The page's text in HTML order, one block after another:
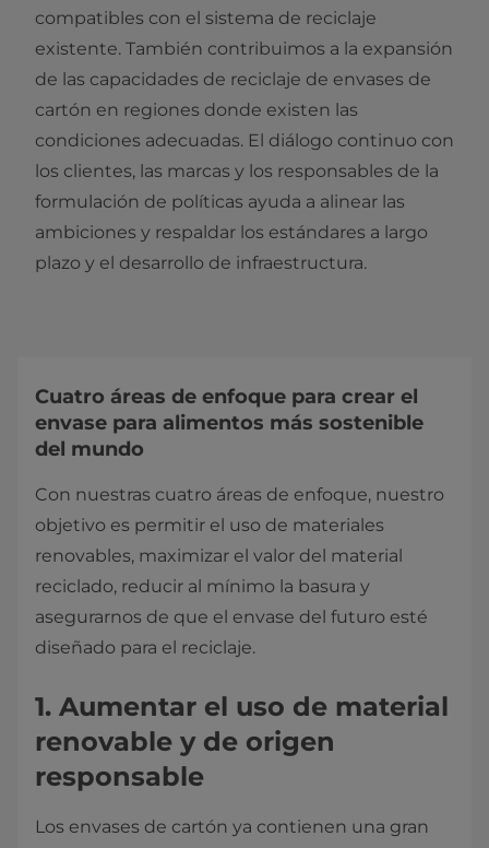
compatibles con el sistema de reciclaje
existente. También contribuimos a la expansión
de las capacidades de reciclaje de envases de
cartón en regiones donde existen las
condiciones adecuadas. El diálogo continuo con
los clientes, las marcas y los responsables de la
formulación de políticas ayuda a alinear las
ambiciones y respaldar los estándares a largo
plazo y el desarrollo de infraestructura.
Cuatro áreas de enfoque para crear el
envase para alimentos más sostenible
del mundo
Con nuestras cuatro áreas de enfoque, nuestro
objetivo es permitir el uso de materiales
renovables, maximizar el valor del material
reciclado, reducir al mínimo la basura y
asegurarnos de que el envase del futuro esté
diseñado para el reciclaje.
1. Aumentar el uso de material
renovable y de origen
responsable
Los envases de cartón ya contienen una gran